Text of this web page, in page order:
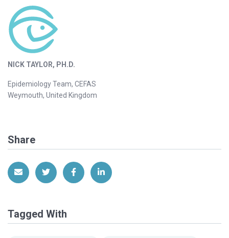
NICK TAYLOR, PH.D.
Epidemiology Team, CEFAS
Weymouth, United Kingdom
Share
Share via EmailShare on Twitter
Share on Facebook
Share on LinkedIn
Tagged With